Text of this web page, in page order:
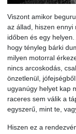
Viszont amikor
az állad, hiszen
időben és egy
hogy tényleg bárki
milyen motorral
nincs arcoskodás,
önzetlenül,
ugyanúgy helyet kap
raceres sem válik a
egyszerű, mint te,
Hiszen ez a